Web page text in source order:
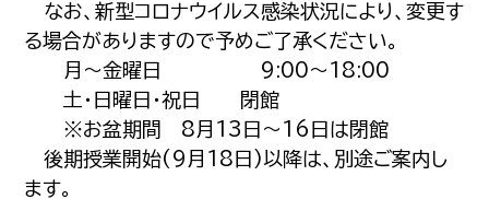
なお、新型コロナウイルス感染状況により、変更す
る場合がありますので予めご了承ください。
月～金曜日 9:00～18:00
土・日曜日・祝日 閉館
※お盆期間 8月13日～16日は閉館
後期授業開始(9月18日)以降は、別途ご案内し
ます。